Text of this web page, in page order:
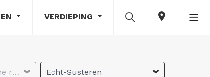
VERDIEPING
Selecteer economische regio Echt-Susteren